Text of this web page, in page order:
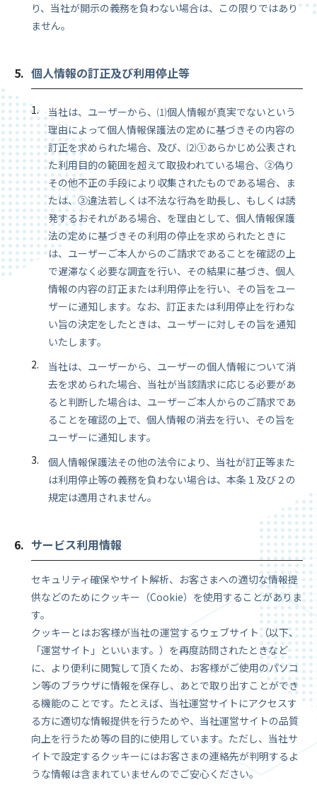
り、当社が開示の義務を負わない場合は、この限りではあり
ません。
個人情報の訂正及び利用停止等
当社は、ユーザーから、⑴個人情報が真実でないという
理由によって個人情報保護法の定めに基づきその内容の
訂正を求められた場合、及び、⑵①あらかじめ公表され
た利用目的の範囲を超えて取扱われている場合、②偽り
その他不正の手段により収集されたものである場合、ま
たは、③違法若しくは不法な行為を助長し、もしくは誘
発するおそれがある場合、を理由として、個人情報保護
法の定めに基づきその利用の停止を求められたときに
は、ユーザーご本人からのご請求であることを確認の上
で遅滞なく必要な調査を行い、その結果に基づき、個人
情報の内容の訂正または利用停止を行い、その旨をユー
ザーに通知します。なお、訂正または利用停止を行わな
い旨の決定をしたときは、ユーザーに対しその旨を通知
いたします。
当社は、ユーザーから、ユーザーの個人情報について消
去を求められた場合、当社が当該請求に応じる必要があ
ると判断した場合は、ユーザーご本人からのご請求であ
ることを確認の上で、個人情報の消去を行い、その旨を
ユーザーに通知します。
個人情報保護法その他の法令により、当社が訂正等また
は利用停止等の義務を負わない場合は、本条１及び２の
規定は適用されません。
サービス利用情報
セキュリティ確保やサイト解析、お客さまへの適切な情報提
供などのためにクッキー（Cookie）を使用することがありま
す。
クッキーとはお客様が当社の運営するウェブサイト（以下、
「運営サイト」といいます。）を再度訪問されたときなど
に、より便利に閲覧して頂くため、お客様がご使用のパソコ
ン等のブラウザに情報を保存し、あとで取り出すことができ
る機能のことです。たとえば、当社運営サイトにアクセスす
る方に適切な情報提供を行うためや、当社運営サイトの品質
向上を行うため等の目的に使用しています。ただし、当社サ
イトで設定するクッキーにはお客さまの連絡先が判明するよ
うな情報は含まれていませんのでご安心ください。